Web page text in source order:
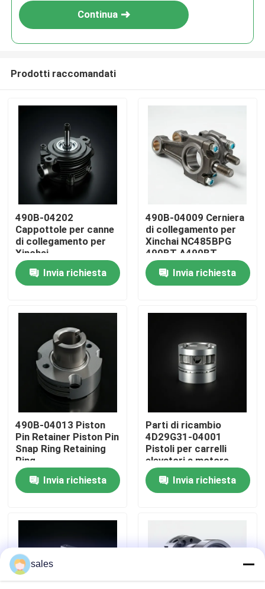
Casa.
Prodotti
Su di noi
Visita alla fabbrica
Controllo della qualità
Contattaci
Assemblaggio del motore
Assemblaggio del blocco motore e accessori
Continua
Prodotti raccomandati
490B-04202
Cappottole per canne
di collegamento per
Xinchai
Invia richiesta
490B-04009 Cerniera
di collegamento per
Xinchai NC485BPG
490BT A490BT
B490BT C490BT
Invia richiesta
490B-04013 Piston
Pin Retainer Piston Pin
Snap Ring Retaining
Ring
Invia richiesta
Parti di ricambio
4D29G31-04001
Pistoli per carrelli
elevatori a motore
diesel 4D29G31
Invia richiesta
sales